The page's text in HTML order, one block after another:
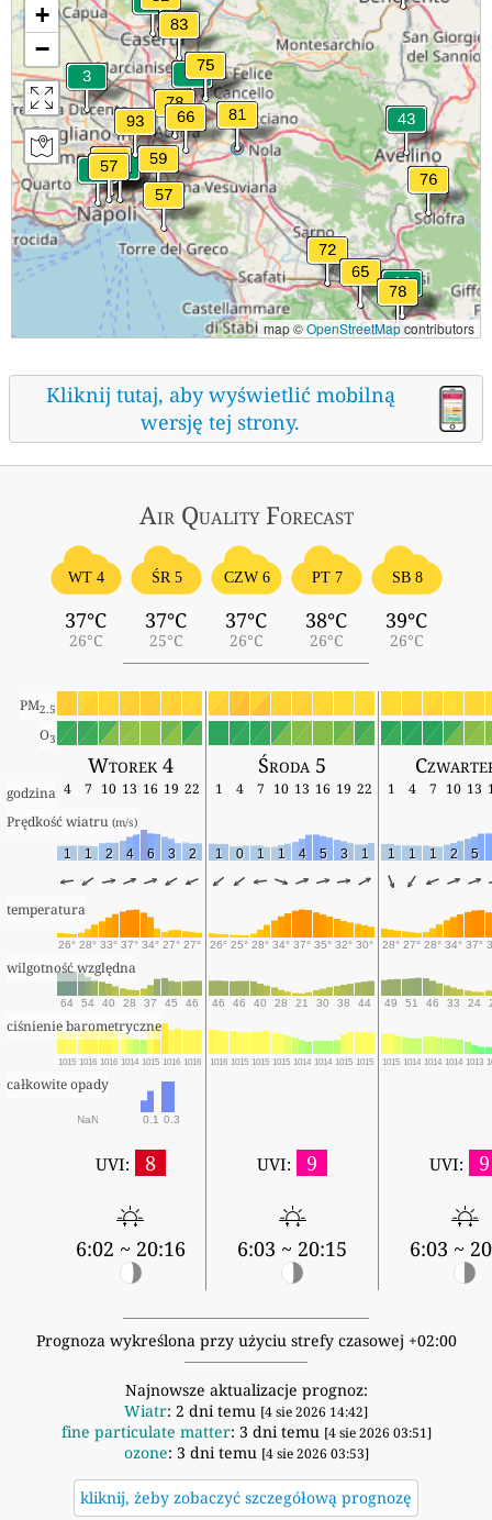
+
−
map ©OpenStreetMapcontributors
Kliknij tutaj, aby wyświetlić mobilną
wersję tej strony.
Air QualityForecast
WT 4
37°C
26°C
ŚR 5
37°C
25°C
CZW 6
37°C
26°C
PT 7
38°C
26°C
SB 8
39°C
26°C
PM2.5
O3
Wtorek 4 Środa 5
godzina 4 7 10 13 16 19 22 1 4 7 10 13 16 19 22 1 4 7 10 13
Prędkość wiatru (m/s)
1 1 2 4 6 3 2 1 0 1 1 4 5 3 1 1 1 1 2 5
temperatura
26° 28° 33° 37° 34° 27° 27° 26° 25° 28° 34° 37° 35° 32° 30° 28° 27° 28° 34° 37°
wilgotność względna
64 54 40 28 37 45 46 46 46 40 28 21 30 38 44 49 51 46 33 24
ciśnienie barometryczne
1015 1016 1016 1014 1015 1016 1016 1016 1015 1015 1015 1014 1014 1015 1015 1015 1014 1014 1014 1013
całkowite opady
NaN 0.1 0.3
UVI: 8
6:02 ~ 20:16
UVI: 9
6:03 ~ 20:15
UVI: 9
6:03 ~
Prognoza wykreślona przy użyciu strefy czasowej +02:00
Najnowsze aktualizacje prognoz:
Wiatr: 2 dni temu [4 sie 2026 14:42]
fine particulate matter: 3 dni temu [4 sie 2026 03:51]
ozone: 3 dni temu [4 sie 2026 03:53]
kliknij, żeby zobaczyć szczegółową prognozę